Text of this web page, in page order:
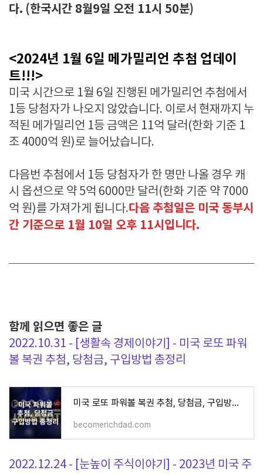
다. (한국시간 8월9일 오전 11시 50분)
<2024년 1월 6일 메가밀리언 추첨 업데이
트!!!>
미국 시간으로 1월 6일 진행된 메가밀리언 추첨에서
1등 당첨자가 나오지 않았습니다. 이로서 현재까지 누
적된 메가밀리언 1등 금액은 11억 달러(한화 기준 1
조 4000억 원)로 늘어났습니다.
다음번 추첨에서 1등 당첨자가 한 명만 나올 경우 캐
시 옵션으로 약 5억 6000만 달러(한화 기준 약 7000
억 원)를 가져가게 됩니다.다음 추첨일은 미국 동부시
간 기준으로 1월 10일 오후 11시입니다.
함께 읽으면 좋은 글
2022.10.31 - [생활속 경제이야기] - 미국 로또 파워
볼 복권 추첨, 당첨금, 구입방법 총정리
미국 로또 파워볼 복권 추첨, 당첨금, 구입방법 총정리
becomerichdad.com
2022.12.24 - [눈높이 주식이야기] - 2023년 미국 주